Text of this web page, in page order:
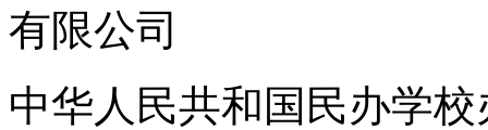
有限公司
中华人民共和国民办学